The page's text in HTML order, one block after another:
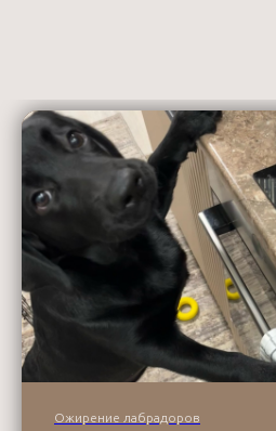
Ожирение лабрадоров